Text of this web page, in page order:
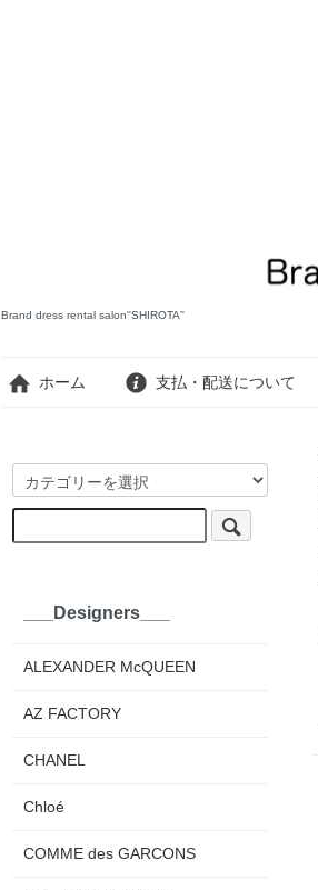
Brand dress rental salon''SHIROTA''
ホーム 支払・配送について
___Designers___
ALEXANDER McQUEEN
AZ FACTORY
CHANEL
Chloé
COMME des GARCONS